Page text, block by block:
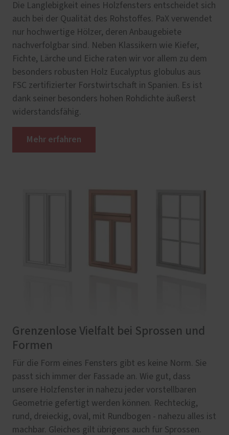
Die Langlebigkeit eines Holzfensters entscheidet sich
auch bei der Qualität des Rohstoffes. PaX verwendet
nur hochwertige Hölzer, deren Anbaugebiete
nachverfolgbar sind. Neben Klassikern wie Kiefer,
Fichte, Lärche und Eiche raten wir vor allem zu dem
besonders robusten Holz Eucalyptus globulus aus
FSC zertifizierter Forstwirtschaft in Spanien. Es ist
dank seiner besonders hohen Rohdichte äußerst
widerstandsfähig.
Mehr erfahren
Grenzenlose Vielfalt bei Sprossen und
Formen
Für die Form eines Fensters gibt es keine Norm. Sie
passt sich immer der Fassade an. Wie gut, dass
unsere Holzfenster in nahezu jeder vorstellbaren
Geometrie gefertigt werden können. Rechteckig,
rund, dreieckig, oval, mit Rundbogen - nahezu alles ist
machbar. Gleiches gilt übrigens auch für Sprossen.